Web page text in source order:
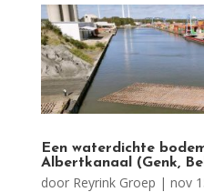
Een waterdichte
Albertkanaal (Genk,
door Reyrink Groep | nov